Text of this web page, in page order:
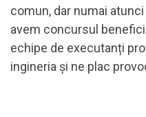
comun, dar numai
avem concursul
echipe de executanți
ingineria și ne plac